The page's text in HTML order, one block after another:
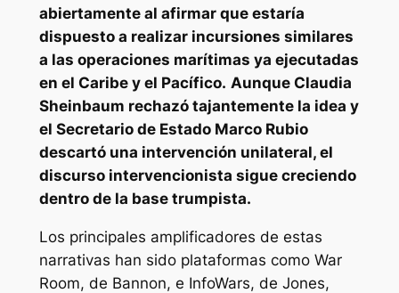
abiertamente al afirmar que estaría
dispuesto a realizar incursiones similares
a las operaciones marítimas ya ejecutadas
en el Caribe y el Pacífico. Aunque Claudia
Sheinbaum rechazó tajantemente la idea y
el Secretario de Estado Marco Rubio
descartó una intervención unilateral, el
discurso intervencionista sigue creciendo
dentro de la base trumpista.
Los principales amplificadores de estas
narrativas han sido plataformas como War
Room, de Bannon, e InfoWars, de Jones,